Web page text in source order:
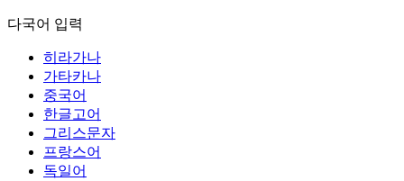
다국어 입력
히라가나
가타카나
중국어
한글고어
그리스문자
프랑스어
독일어